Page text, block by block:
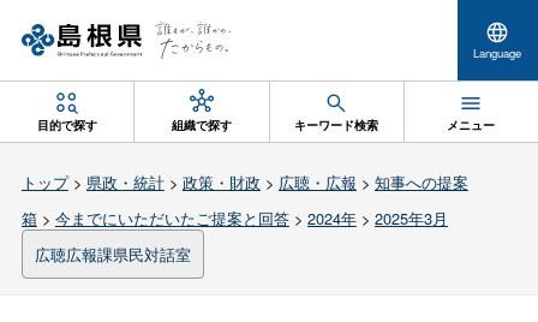
Language
目的で探す 組織で探す キーワード検索 メニュー
トップ> 県政・統計> 政策・財政 > 広聴・広報 > 知事への提案
箱> 今までにいただいたご提案と回答> 2024年> 2025年3月
広聴広報課県民対話室